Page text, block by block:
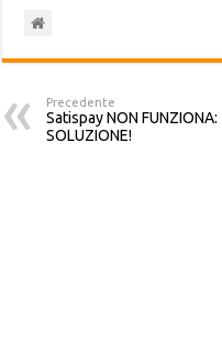
Precedente
Satispay NON FUNZIONA:
SOLUZIONE!